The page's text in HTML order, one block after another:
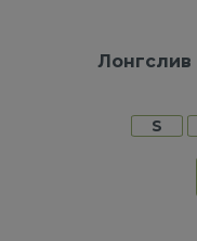
Лонгслив
S